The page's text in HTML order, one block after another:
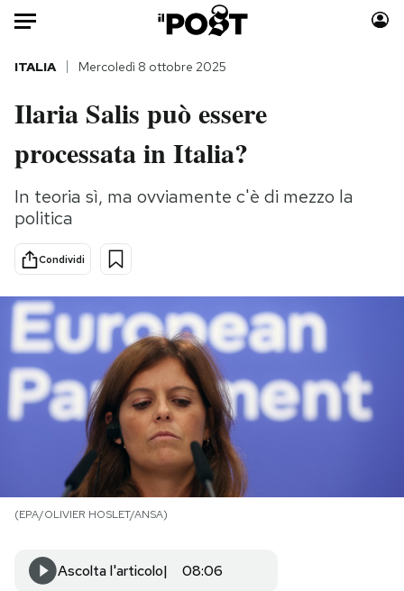
Auto
HOME
Italia
Politica
Tecnologia
Internet
Economia
Sport
Moda
Consumismi
Altrecose
Mondiali calcio 2026
PODCAST
NEWSLETTER
I MIEI PREFERITI
ITALIA Mercoledì 8 ottobre 2025
Ilaria Salis può essere
processata in Italia?
In teoria sì, ma ovviamente c'è di mezzo la
politica
Condividi
(EPA/OLIVIER HOSLET/ANSA)
Ascolta l'articolo 08:06